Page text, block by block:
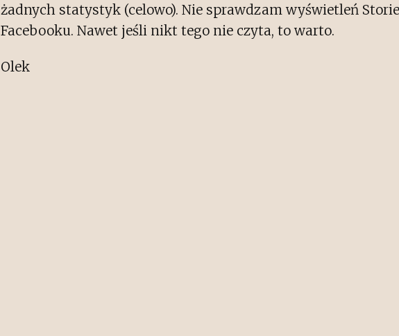
żadnych statystyk (celowo). Nie sprawdzam wyświetleń
Facebooku. Nawet jeśli nikt tego nie czyta, to warto.
Olek